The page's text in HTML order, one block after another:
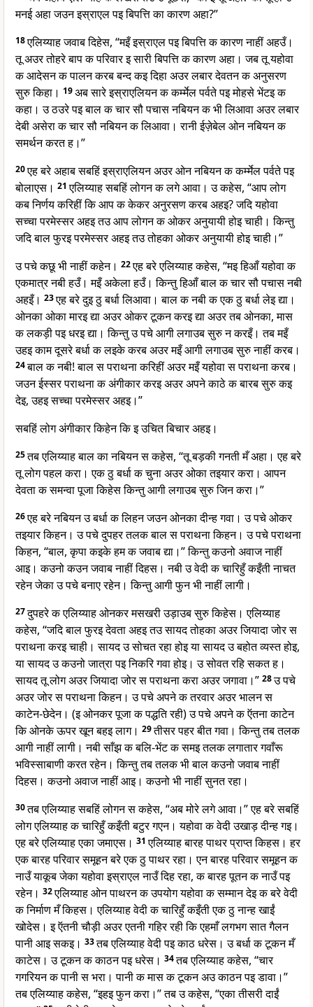
मनई अहा जउन इस्राएल पइ बिपत्ति का कारण अहा?”
18एलिय्याह जवाब दिहेस, “मइँ इस्राएल पइ बिपत्ति क कारण नाहीं अहउँ।
तू अउर तोहरे बाप क परिवार इ सारी बिपत्ति क कारण अहा। जब तू यहोवा
क आदेसन क पालन करब बन्द कइ दिहा अउर लबार देवतन क अनुसरण
सुरु किहा। 19अब सारे इस्राएलियन क कर्म्मेल पर्वते पइ मोहसे भेंटइ क
कहा। उ ठउरे पइ बाल क चार सौ पचास नबियन क भी लिआवा अउर लबार
देबी असेरा क चार सौ नबियन क लिआवा। रानी ईज़ेबेल ओन नबियन क
समर्थन करत ह।”
20एह बरे अहाब सबहिं इस्राएलियन अउर ओन नबियन क कर्म्मेल पर्वते पइ
बोलाएस। 21एलिय्याह सबहिं लोगन क लगे आवा। उ कहेस, “आप लोग
कब निर्णय करिहीं कि आप क केकर अनुरसण करब अहइ? जदि यहोवा
सच्चा परमेस्सर अहइ तउ आप लोगन क ओकर अनुयायी होइ चाही। किन्तु
जदि बाल फुरइ परमेस्सर अहइ तउ तोहका ओकर अनुयायी होइ चाही।”
उ पचे कछू भी नाहीं कहेन। 22एह बरे एलिय्याह कहेस, “मइ हिआँ यहोवा क
एकमात्र नबी हउँ। मइँ अकेला हउँ। किन्तु हिआँ बाल क चार सौ पचास नबी
अहइँ। 23एह बरे दुइ ठु बर्धा लिआवा। बाल क नबी क एक ठु बर्धा लेइ द्या।
ओनका ओका मारइ द्या अउर ओकर टूकन करइ द्या अउर तब ओनका, मास
क लकड़ी पइ धरइ द्या। किन्तु उ पचे आगी लगाउब सुरु न करइँ। तब मइँ
उहइ काम दूसरे बर्धा क लइके करब अउर मइँ आगी लगाउब सुरु नाहीं करब।
24बाल क नबी! बाल स पराथना करिहीं अउर मइँ यहोवा स पराथना करब।
जउन ईस्सर पराथना क अंगीकार करइ अउर अपने काठे क बारब सुरु कइ
देइ, उहइ सच्चा परमेस्सर अहइ।”
सबहिं लोग अंगीकार किहेन कि इ उचित बिचार अहइ।
25तब एलिय्याह बाल का नबियन स कहेस, “तू बड़की गनती मँ अहा। एह बरे
तू लोग पहल करा। एक ठु बर्धा क चुना अउर ओका तइयार करा। आपन
देवता क समन्वा पूजा किहेस किन्तु आगी लगाउब सुरु जिन करा।”
26एह बरे नबियन उ बर्धा क लिहन जउन ओनका दीन्ह गवा। उ पचे ओकर
तइयार किहन। उ पचे दुपहर तलक बाल स पराथना किहन। उ पचे पराथना
किहन, “बाल, कृपा कइके हम क जवाब द्या।” किन्तु कउनो अवाज नाहीं
आइ। कउनो कउन जवाब नाहीं दिहस। नबी उ वेदी क चारिहुँ कइँती नाचत
रहेन जेका उ पचे बनाए रहेन। किन्तु आगी फुन भी नाहीं लागी।
27दुपहरे क एलिय्याह ओनकर मसखरी उड़ाउब सुरु किहेस। एलिय्याह
कहेस, “जदि बाल फुरइ देवता अहइ तउ सायद तोहका अउर जियादा जोर स
पराथना करइ चाही। सायद उ सोचत रहा होइ या सायद उ बहोत व्यस्त होइ,
या सायद उ कउनो जात्रा पइ निकरि गवा होइ। उ सोवत रहि सकत ह।
सायद तू लोग अउर जियादा जोर स पराथना करा अउर जगावा।” 28उ पचे
अउर जोर स पराथना किहन। उ पचे अपने क तरवार अउर भालन स
काटेन-छेदेन। (इ ओनकर पूजा क पद्धति रही) उ पचे अपने क ऍतना काटेन
कि ओनके ऊपर खून बहइ लाग। 29तीसर पहर बीत गवा। किन्तु तब तलक
आगी नाहीं लागी। नबी साँझ क बलि-भेंट क समइ तलक लगातार गवाँरू
भविस्साबाणी करत रहेन। किन्तु तब तलक भी बाल कउनो जवाब नाहीं
दिहस। कउनो अवाज नाहीं आइ। कउनो भी नाहीं सुनत रहा।
30तब एलिय्याह सबहिं लोगन स कहेस, “अब मोरे लगे आवा।” एह बरे सबहिं
लोग एलिय्याह क चारिहुँ कइँती बटुर गएन। यहोवा क वेदी उखाड़ दीन्ह गइ।
एह बरे एलिय्याह एका जमाएस। 31एलिय्याह बारह पाथर प्राप्त किहस। हर
एक बारह परिवार समूहन बरे एक ठु पाथर रहा। एन बारह परिवार समूहन क
नाउँ याकूब जेका यहोवा इस्राएल नाउँ दिह रहा, क बारह पूतन क नाउँ पइ
रहेन। 32एलिय्याह ओन पाथरन क उपयोग यहोवा क सम्मान देइ क बरे वेदी
क निर्माण मँ किहस। एलिय्याह वेदी क चारिहुँ कइँती एक ठु नान्ह खाईं
खोदेस। इ ऍतनी चौड़ी अउर एतनी गहिर रही कि एहमाँ लगभग सात गैलन
पानी आइ सकइ। 33तब एलिय्याह वेदी पइ काठ धरेस। उ बर्धा क टूकन मँ
काटेस। उ टूकन क काठन पइ धरेस। 34तब एलिय्याह कहेस, “चार
गगरियन क पानी स भरा। पानी क मास क टूकन अउ काठन पइ डावा।”
तब एलिय्याह कहेस, “इहइ फुन करा।” तब उ कहेस, “एका तीसरी दाईं